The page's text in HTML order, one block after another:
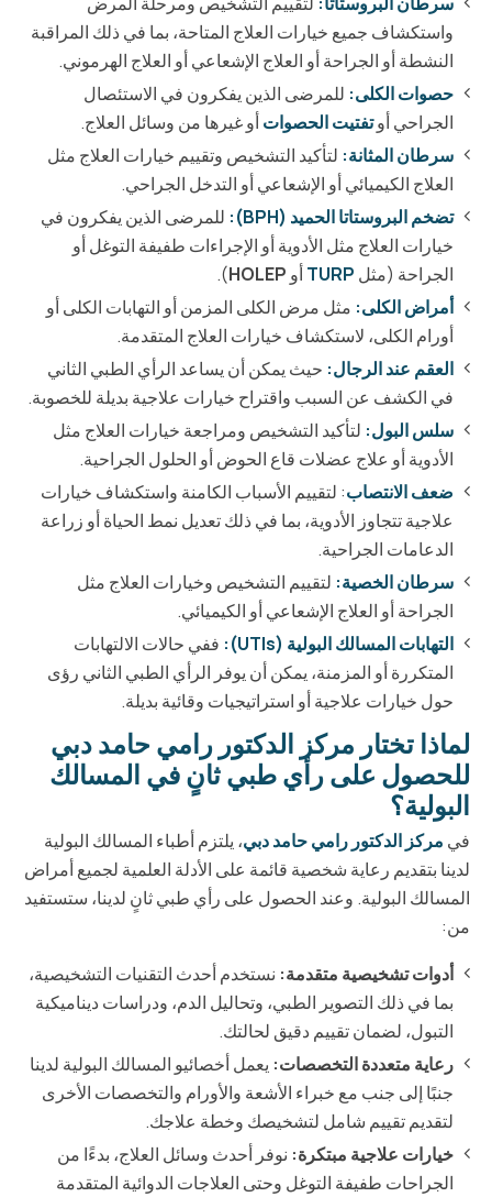
واستكشاف جميع خيارات العلاج المتاحة، بما في ذلك المراقبة
النشطة أو الجراحة أو العلاج الإشعاعي أو العلاج الهرموني.
حصوات الكلى: للمرضى الذين يفكرون في الاستئصال
الجراحي أوتفتيت الحصواتأو غيرها من وسائل العلاج.
سرطان المثانة: لتأكيد التشخيص وتقييم خيارات العلاج مثل
العلاج الكيميائي أو الإشعاعي أو التدخل الجراحي.
تضخم البروستاتا الحميد (BPH):
للمرضى الذين يفكرون في
خيارات العلاج مثل الأدوية أو الإجراءات طفيفة التوغل أو
الجراحة (مثل TURPأو HOLEP
).
أمراض الكلى: مثل مرض الكلى المزمن أو التهابات الكلى أو
أورام الكلى، لاستكشاف خيارات العلاج المتقدمة.
العقم عند الرجال: حيث يمكن أن يساعد الرأي الطبي الثاني
في الكشف عن السبب واقتراح خيارات علاجية بديلة للخصوبة.
سلس البول: لتأكيد التشخيص ومراجعة خيارات العلاج مثل
الأدوية أو علاج عضلات قاع الحوض أو الحلول الجراحية.
ضعف الانتصاب: لتقييم الأسباب الكامنة واستكشاف خيارات
علاجية تتجاوز الأدوية، بما في ذلك تعديل نمط الحياة أو زراعة
الدعامات الجراحية.
سرطان الخصية: لتقييم التشخيص وخيارات العلاج مثل
الجراحة أو العلاج الإشعاعي أو الكيميائي.
التهابات المسالك البولية (UTIs):
ففي حالات الالتهابات
المتكررة أو المزمنة، يمكن أن يوفر الرأي الطبي الثاني رؤى
حول خيارات علاجية أو استراتيجيات وقائية بديلة.
لماذا تختار مركز الدكتور رامي حامد دبي
للحصول على رأي طبي ثانٍ في المسالك
البولية؟
في مركز الدكتور رامي حامد دبي، يلتزم أطباء المسالك البولية
لدينا بتقديم رعاية شخصية قائمة على الأدلة العلمية لجميع أمراض
المسالك البولية. وعند الحصول على رأي طبي ثانٍ لدينا، ستستفيد
من:
أدوات تشخيصية متقدمة: نستخدم أحدث التقنيات التشخيصية،
بما في ذلك التصوير الطبي، وتحاليل الدم، ودراسات ديناميكية
التبول، لضمان تقييم دقيق لحالتك.
رعاية متعددة التخصصات: يعمل أخصائيو المسالك البولية لدينا
جنبًا إلى جنب مع خبراء الأشعة والأورام والتخصصات الأخرى
لتقديم تقييم شامل لتشخيصك وخطة علاجك.
خيارات علاجية مبتكرة: نوفر أحدث وسائل العلاج، بدءًا من
الجراحات طفيفة التوغل وحتى العلاجات الدوائية المتقدمة